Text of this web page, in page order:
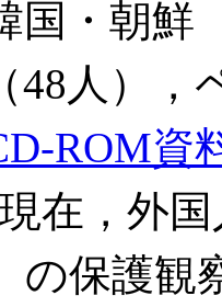
国・朝
48人），
ROM資
在，外
の保護観